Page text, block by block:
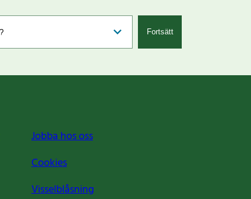
Fortsätt
Jobba hos oss
Cookies
Visselblåsning